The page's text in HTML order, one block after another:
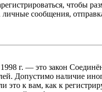
чтобы
сообщения,
г. — это закон
Допустимо наличие
к вам, как к